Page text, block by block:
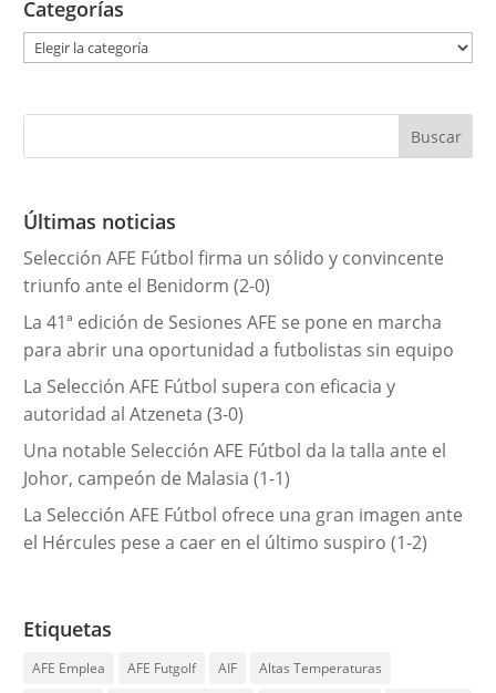
Categorías
a
g
r
a
s
Últimas noticias
Selección AFE Fútbol firma un sólido y convincente
triunfo ante el Benidorm (2-0)
La 41ª edición de Sesiones AFE se pone en marcha
para abrir una oportunidad a futbolistas sin equipo
La Selección AFE Fútbol supera con eficacia y
autoridad al Atzeneta (3-0)
Una notable Selección AFE Fútbol da la talla ante el
Johor, campeón de Malasia (1-1)
La Selección AFE Fútbol ofrece una gran imagen ante
el Hércules pese a caer en el último suspiro (1-2)
Etiquetas
AFE Emplea AFE Futgolf AIF
Altas Temperaturas